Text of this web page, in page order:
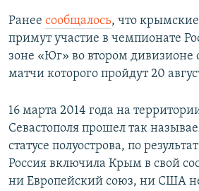
Ранее сообщалось, что
примут участие в чемпионате
зоне «Юг» во втором дивизионе
матчи которого пройдут 20
16 марта 2014 года на
Севастополя прошел так
статусе полуострова, по
Россия включила Крым в свой
ни Европейский союз, ни США